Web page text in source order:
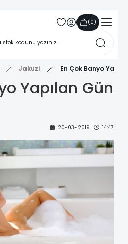
(0)
Jakuzi En Çok Banyo
Yapılan Gün
20-03-2019 14:47